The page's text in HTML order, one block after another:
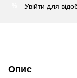
Увійти для
Опис